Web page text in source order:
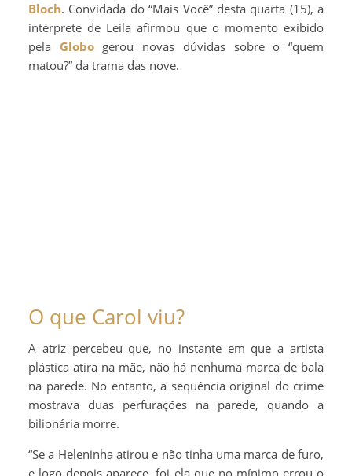
Bloch. Convidada do “Mais Você” desta quarta (15), a
intérprete de Leila afirmou que o momento exibido
pela Globogerou novas dúvidas sobre o “quem
matou?” da trama das nove.
O que Carol viu?
A atriz percebeu que, no instante em que a artista
plástica atira na mãe, não há nenhuma marca de bala
na parede. No entanto, a sequência original do crime
mostrava duas perfurações na parede, quando a
bilionária morre.
“Se a Heleninha atirou e não tinha uma marca de furo,
e logo depois aparece, foi ela que no mínimo errou o